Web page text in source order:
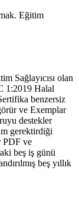
Eğitim
Sağlayıcısı olan
1:2019 Halal
benzersiz
ve Exemplar
destekler
gerektirdiği
PDF ve
beş iş günü
beş yıllık